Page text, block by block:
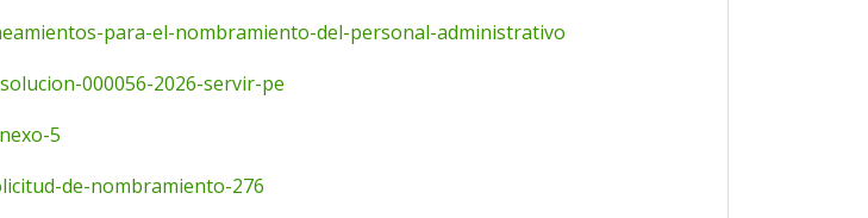
para-el-nombramiento-del-personal-administrativo
000056-2026-servir-pe
5
de-nombramiento-276